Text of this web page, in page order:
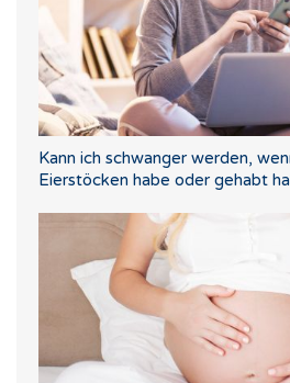
Kann ich schwanger werden,
Eierstöcken habe oder gehabt